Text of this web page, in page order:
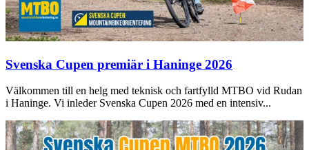
Svenska Cupen premiär i Haninge 2026
Välkommen till en helg med teknisk och fartfylld MTBO vid Rudan
i Haninge. Vi inleder Svenska Cupen 2026 med en intensiv...